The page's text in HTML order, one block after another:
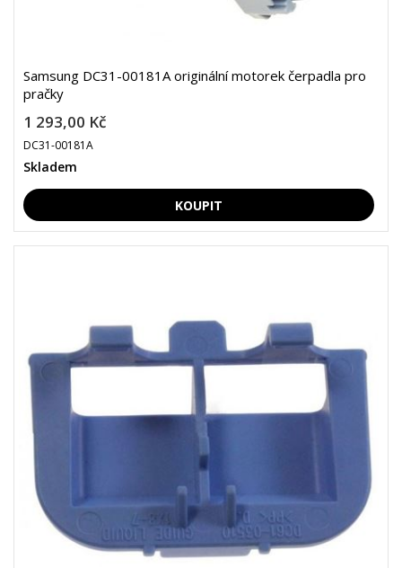
Samsung DC31-00181A originální motorek čerpadla pro
pračky
1 293,00 Kč
DC31-00181A
Skladem